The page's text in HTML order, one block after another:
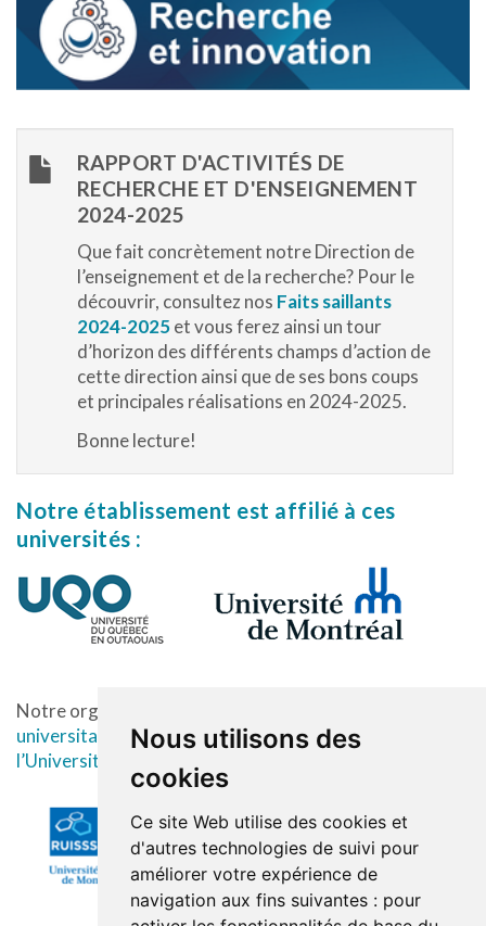
Nous utilisons des
cookies
Ce site Web utilise des cookies et
d'autres technologies de suivi pour
améliorer votre expérience de
navigation aux fins suivantes : pour
RAPPORT D'ACTIVITÉS DE
RECHERCHE ET D'ENSEIGNEMENT
2024-2025
Que fait concrètement notre Direction de
l’enseignement et de la recherche? Pour le
découvrir, consultez nos Faits saillants
2024-2025et vous ferez ainsi un tour
d’horizon des différents champs d’action de
cette direction ainsi que de ses bons coups
et principales réalisations en 2024-2025.
Bonne lecture!
Notre établissement est affilié à ces
universités :
Notre organisation est également membre du
universitaire intégré de santé et de services sociaux de
l’Université de Montréal.